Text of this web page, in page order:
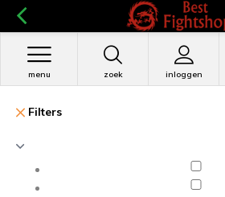
zoek inloggen
menu
Filters